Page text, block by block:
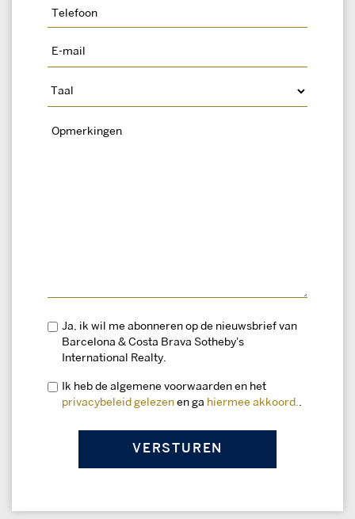
Ja, ik wil me abonneren op de nieuwsbrief van
Barcelona & Costa Brava Sotheby's
International Realty.
Ik heb de algemene voorwaarden en het
privacybeleid gelezen en ga hiermee akkoord.